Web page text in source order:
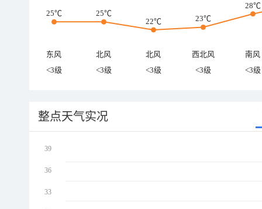
25℃
25℃
22℃
23℃
28℃
东风 北风 北风 西北风
南风
<3级
<3级 <3级 <3级 <3级
整点天气实况
39
36
33